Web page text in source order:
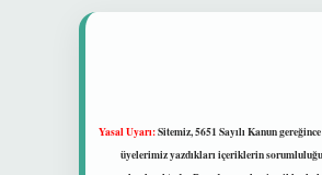
Yasal Uyarı:Sitemiz, 5651 Sayılı Kanun
üyelerimiz yazdıkları içeriklerin